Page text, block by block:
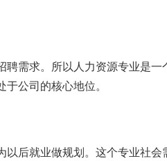
需求。所以人力资源专业是一
公司的核心地位。
后就业做规划。这个专业社会